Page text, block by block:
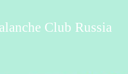
Club Russia